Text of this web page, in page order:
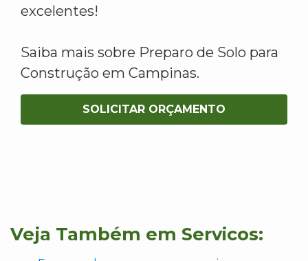
excelentes!
Saiba mais sobre Preparo de Solo para
Construção em Campinas.
SOLICITAR ORÇAMENTO
Veja Também em Servicos: